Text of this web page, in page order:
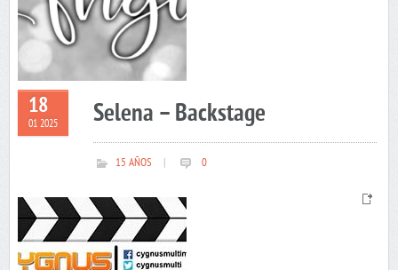
18
01 2025 Selena – Backstage
15 AÑOS 0